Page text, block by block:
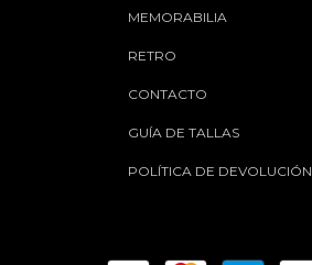
MEMORABILIA
RETRO
CONTACTO
GUÍA DE TALLAS
POLÍTICA DE DEVOLUCIÓN